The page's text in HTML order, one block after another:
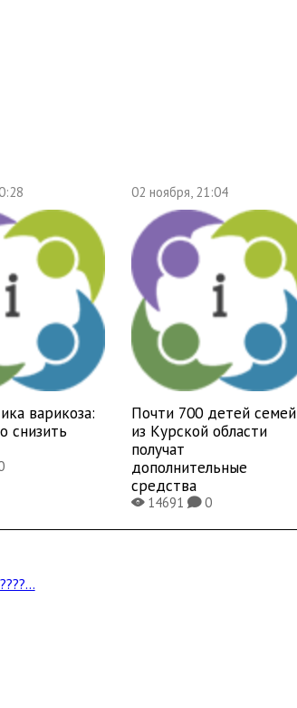
варикоза:
снизить
02 ноября, 21:04
Почти 700 детей семей
из Курской области
получат
дополнительные
средства
X14691K0